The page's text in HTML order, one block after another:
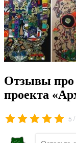
Отзывы про
проекта
5 /